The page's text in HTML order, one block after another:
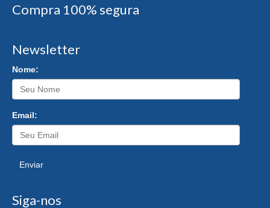
Compra 100% segura
Newsletter
Nome:
Email:
Enviar
Siga-nos